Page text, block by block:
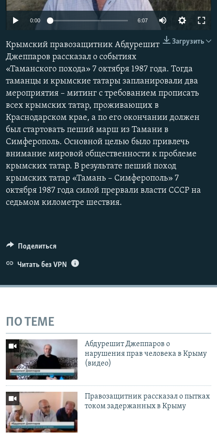
ПОБЕДИТЕЛЕЙ НЕ СУДЯТ?
КРЫМ.НЕПОКОРЕННЫЙ
ELIFBE
УКРАИНСКАЯ ПРОБЛЕМА КРЫМА
ПРИСОЕДИНЯЙТЕСЬ!
Все сайты RFE/RL
0:00 6:07
Загрузить
Крымский правозащитник Абдурешит
Джеппаров рассказал о событиях
«Таманского похода» 7 октября 1987 года. Тогда
таманцы и крымские татары запланировали два
мероприятия – митинг с требованием прописать
всех крымских татар, проживающих в
Краснодарском крае, а по его окончании должен
был стартовать пеший марш из Тамани в
Симферополь. Основной целью было привлечь
внимание мировой общественности к проблеме
крымских татар. В результате пеший поход
крымских татар «Тамань – Симферополь» 7
октября 1987 года силой прервали власти СССР на
седьмом километре шествия.
Поделиться
Читать без VPN
ПО ТЕМЕ
Абдурешит Джеппаров о
нарушения прав человека в Крыму
(видео)
Правозащитник рассказал о пытках
током задержанных в Крыму